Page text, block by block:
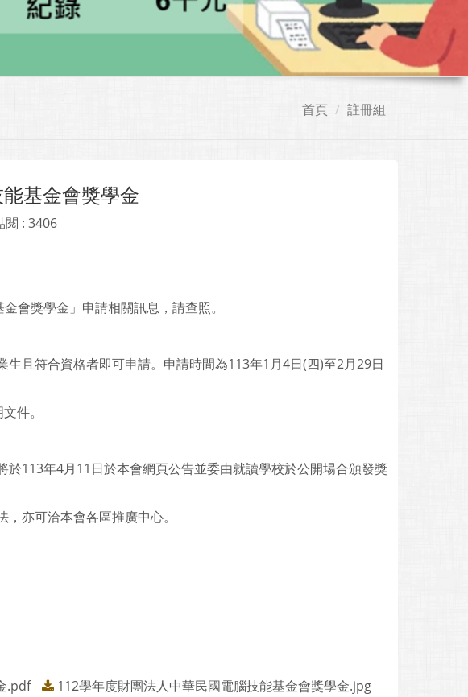
首頁 註冊組
基金會獎學金
閱 : 3406
會獎學金」申請相關訊息，請查照。
且符合資格者即可申請。申請時間為113年1月4日(四)至2月29日
件。
113年4月11日於本會網頁公告並委由就讀學校於公開場合頒發獎
亦可洽本會各區推廣中心。
.pdf
112學年度財團法人中華民國電腦技能基金會獎學金.jpg